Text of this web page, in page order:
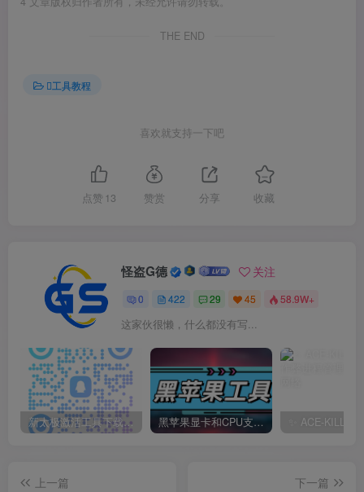
THE END
工具教程
喜欢就支持一下吧
点赞 13 赞赏 分享 收藏
怪盗G德 关注
0 422 29 45 58.9W+
这家伙很懒，什么都没有写...
新太极激活工具下载/教程/充值/开户(QQ交流群号749113977) 黑苹果显卡和CPU支持情况以及购买硬件防踩坑指南
上一篇
下一篇